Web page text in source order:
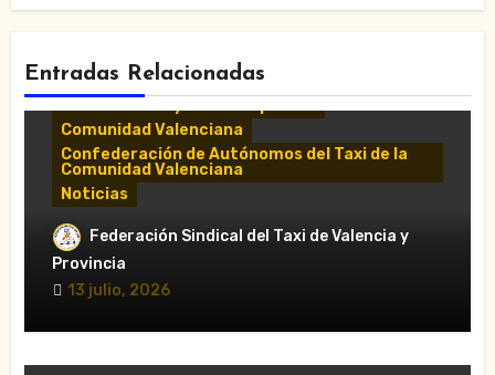
Entradas Relacionadas
Comunidad Valenciana
Confederación de Autónomos del Taxi de la
Comunidad Valenciana
Noticias
«El taxi de Alicante muestra su
desánimo tras una reunión “infructuosa”
con la Conselleria por el Decreto Ley
5/2026»
Federación Sindical del Taxi de Valencia y
Provincia
13 julio, 2026